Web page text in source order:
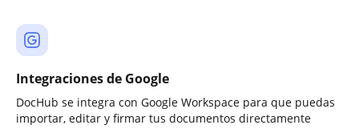
Integraciones de Google
DocHub se integra con Google Workspace para que puedas
importar, editar y firmar tus documentos directamente